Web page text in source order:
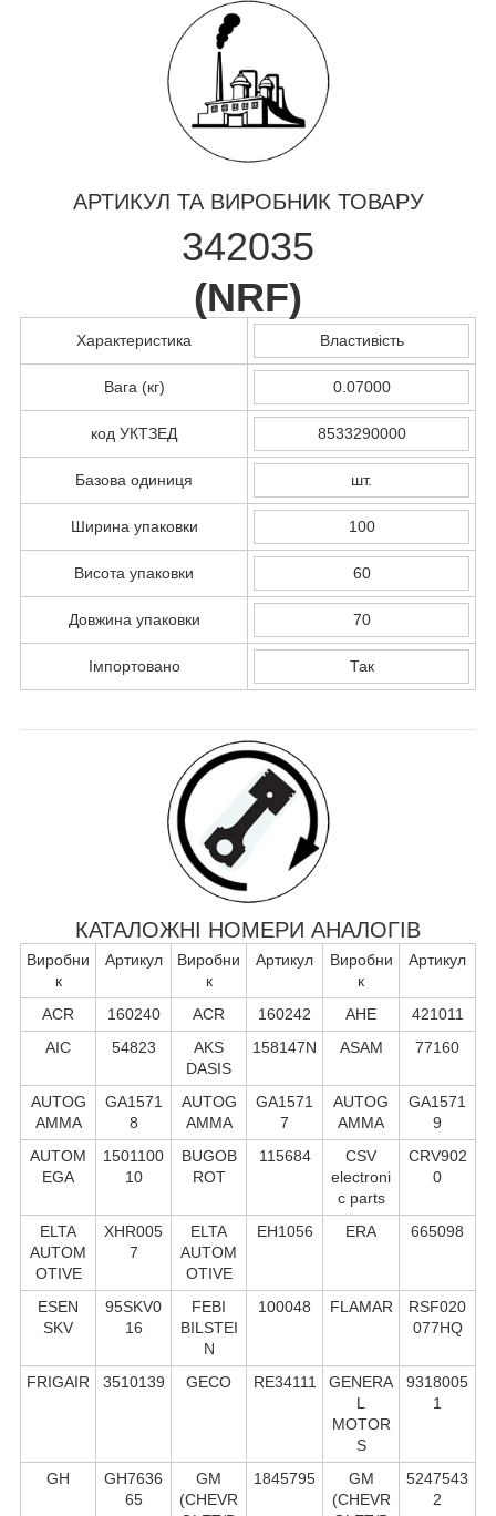
АРТИКУЛ ТА ВИРОБНИК ТОВАРУ
342035
(NRF)
Характеристика Властивість
Вага (кг) 0.07000
код УКТЗЕД 8533290000
Базова одиниця шт.
Ширина упаковки 100
Висота упаковки 60
Довжина упаковки 70
Імпортовано Так
КАТАЛОЖНІ НОМЕРИ АНАЛОГІВ
Виробни
к
Артикул
Виробни
к
Артикул
Виробни
к
Артикул
ACR 160240 ACR 160242 AHE
421011
AIC
54823
AKS
DASIS
158147N ASAM 77160
AUTOG
AMMA
GA1571
8
AUTOG
AMMA
GA1571
7
AUTOG
AMMA
GA1571
9
AUTOM
EGA
1501100
10
BUGOB
ROT
115684
CSV
electroni
c parts
CRV902
0
ELTA
AUTOM
OTIVE
XHR005
7
ELTA
AUTOM
OTIVE
EH1056 ERA 665098
ESEN
SKV
95SKV0
16
FEBI
BILSTEI
N
100048 FLAMAR
RSF020
077HQ
FRIGAIR 3510139 GECO RE34111
GENERA
L
MOTOR
S
9318005
1
GH
GH7636
65
GM
(CHEVR
1845795
GM
(CHEVR
5247543
2